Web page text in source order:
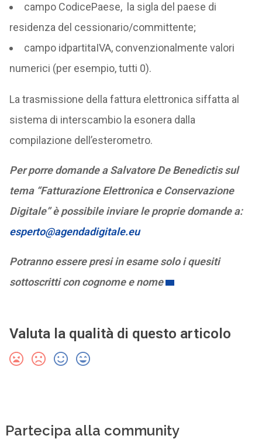
campo CodicePaese, la sigla del paese di
residenza del cessionario/committente;
campo idpartitaIVA, convenzionalmente valori
numerici (per esempio, tutti 0).
La trasmissione della fattura elettronica siffatta al
sistema di interscambio la esonera dalla
compilazione dell’esterometro.
Per porre domande a Salvatore De Benedictis sul
tema “Fatturazione Elettronica e Conservazione
Digitale” è possibile inviare le proprie domande a:
esperto@agendadigitale.eu
Potranno essere presi in esame solo i quesiti
sottoscritti con cognome e nome
Valuta la qualità di questo articolo
Partecipa alla community